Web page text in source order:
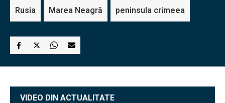
Rusia Marea Neagră peninsula crimeea
VIDEO DIN ACTUALITATE